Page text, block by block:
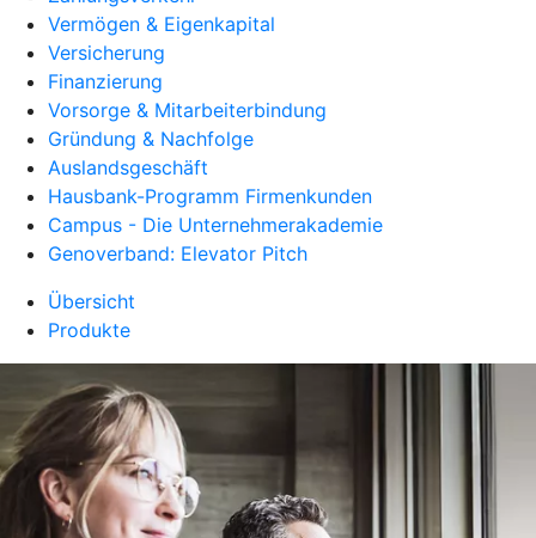
Vermögen & Eigenkapital
Versicherung
Finanzierung
Vorsorge & Mitarbeiterbindung
Gründung & Nachfolge
Auslandsgeschäft
Hausbank-Programm Firmenkunden
Campus - Die Unternehmerakademie
Genoverband: Elevator Pitch
Übersicht
Produkte